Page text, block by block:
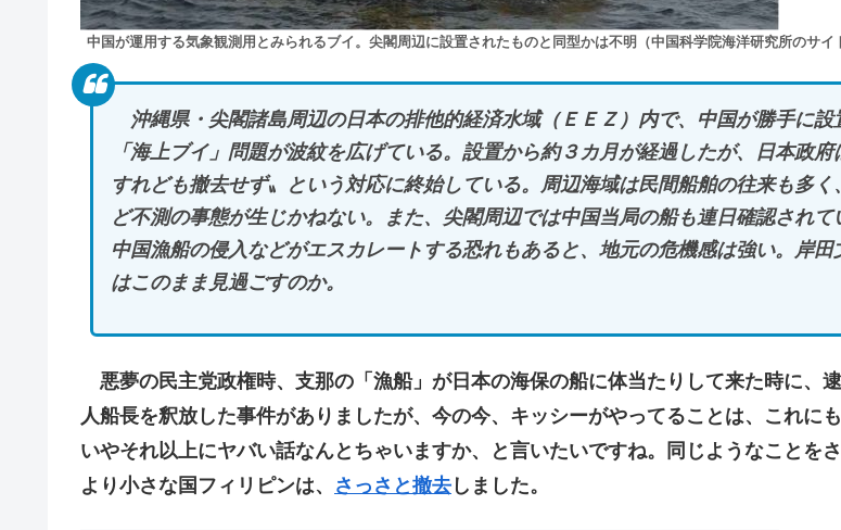
中国が運用する気象観測用とみられるブイ。尖閣周辺に設置されたものと同型かは不明（中国科学院海洋研究所のサイ
沖縄県・尖閣諸島周辺の日本の排他的経済水域（ＥＥＺ）内で、中国が勝手に設
「海上ブイ」問題が波紋を広げている。設置から約３カ月が経過したが、日本政府
すれども撤去せず〟という対応に終始している。周辺海域は民間船舶の往来も多く
ど不測の事態が生じかねない。また、尖閣周辺では中国当局の船も連日確認されて
中国漁船の侵入などがエスカレートする恐れもあると、地元の危機感は強い。岸田
はこのまま見過ごすのか。
悪夢の民主党政権時、支那の「漁船」が日本の海保の船に体当たりして来た時に、
人船長を釈放した事件がありましたが、今の今、キッシーがやってることは、これにも
いやそれ以上にヤバい話なんとちゃいますか、と言いたいですね。同じようなことを
より小さな国フィリピンは、 さっさと撤去 しました。